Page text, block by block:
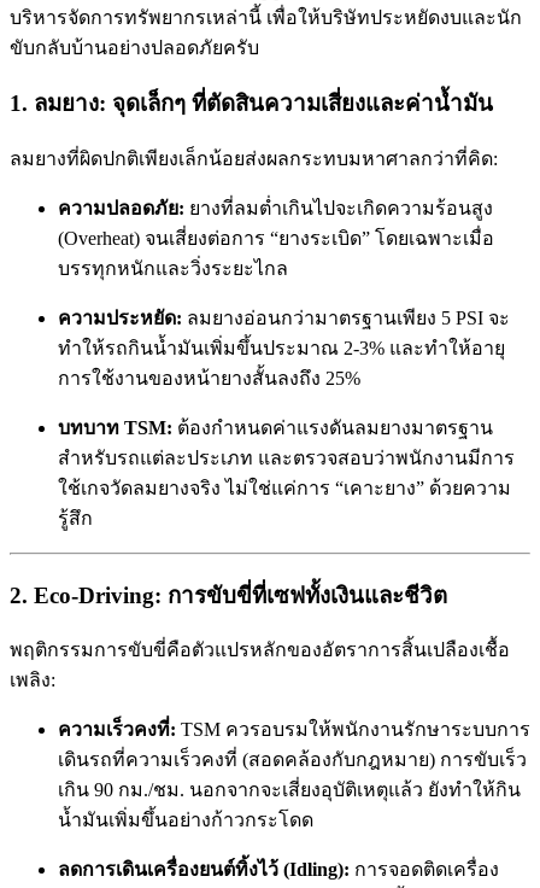
บริหารจัดการทรัพยากรเหล่านี้ เพื่อให้บริษัทประหยัดงบและนัก
ขับกลับบ้านอย่างปลอดภัยครับ
1. ลมยาง: จุดเล็กๆ ที่ตัดสินความเสี่ยงและค่าน้ำมัน
ลมยางที่ผิดปกติเพียงเล็กน้อยส่งผลกระทบมหาศาลกว่าที่คิด:
ความปลอดภัย: ยางที่ลมต่ำเกินไปจะเกิดความร้อนสูง
(Overheat) จนเสี่ยงต่อการ “ยางระเบิด” โดยเฉพาะเมื่อ
บรรทุกหนักและวิ่งระยะไกล
ความประหยัด: ลมยางอ่อนกว่ามาตรฐานเพียง 5 PSI จะ
ทำให้รถกินน้ำมันเพิ่มขึ้นประมาณ 2-3% และทำให้อายุ
การใช้งานของหน้ายางสั้นลงถึง 25%
บทบาท TSM: ต้องกำหนดค่าแรงดันลมยางมาตรฐาน
สำหรับรถแต่ละประเภท และตรวจสอบว่าพนักงานมีการ
ใช้เกจวัดลมยางจริง ไม่ใช่แค่การ “เคาะยาง” ด้วยความ
รู้สึก
2. Eco-Driving: การขับขี่ที่เซฟทั้งเงินและชีวิต
พฤติกรรมการขับขี่คือตัวแปรหลักของอัตราการสิ้นเปลืองเชื้อ
เพลิง:
ความเร็วคงที่: TSM ควรอบรมให้พนักงานรักษาระบบการ
เดินรถที่ความเร็วคงที่ (สอดคล้องกับกฎหมาย) การขับเร็ว
เกิน 90 กม./ชม. นอกจากจะเสี่ยงอุบัติเหตุแล้ว ยังทำให้กิน
น้ำมันเพิ่มขึ้นอย่างก้าวกระโดด
ลดการเดินเครื่องยนต์ทิ้งไว้ (Idling): การจอดติดเครื่อง